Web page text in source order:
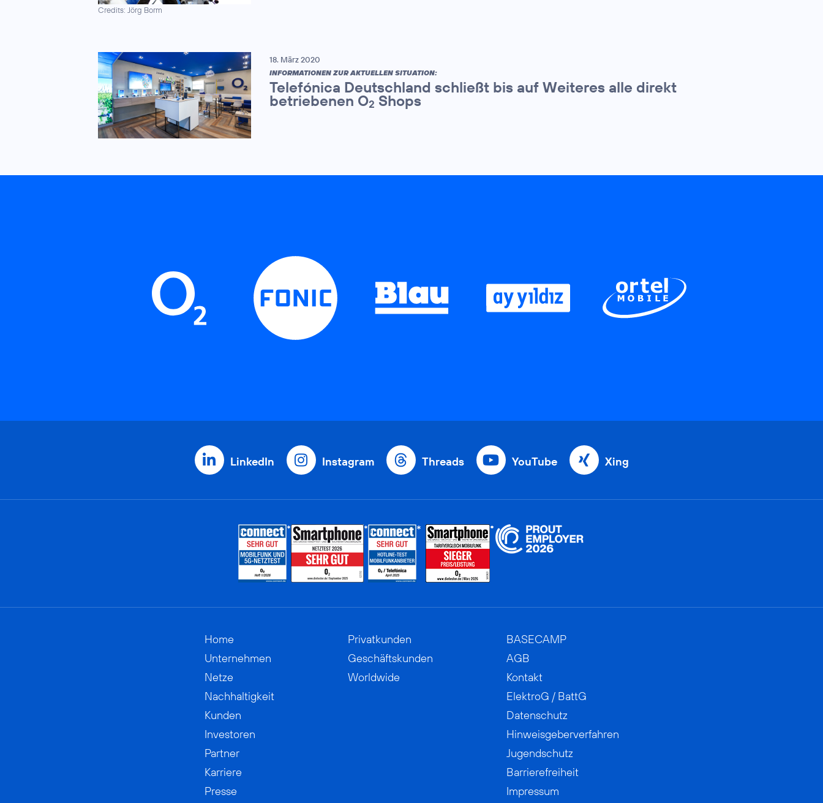
Credits: Jörg Borm
18. März 2020
INFORMATIONEN ZUR AKTUELLEN SITUATION:
Telefónica Deutschland schließt bis auf Weiteres alle direkt
betriebenen O2 Shops
LinkedIn Instagram Threads YouTube Xing
Home
Unternehmen
Netze
Nachhaltigkeit
Kunden
Investoren
Partner
Karriere
Presse
Privatkunden
Geschäftskunden
Worldwide
BASECAMP
AGB
Kontakt
ElektroG / BattG
Datenschutz
Hinweisgeberverfahren
Jugendschutz
Barrierefreiheit
Impressum